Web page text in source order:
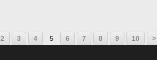
2 3 4 5 6 7 8 9 10 >